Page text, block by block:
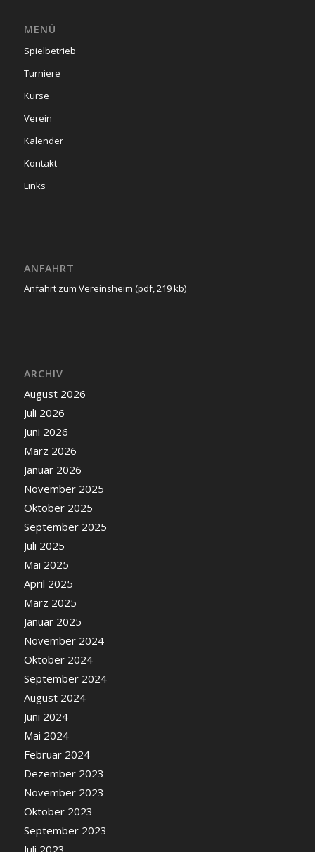
MENÜ
Spielbetrieb
Turniere
Kurse
Verein
Kalender
Kontakt
Links
ANFAHRT
Anfahrt zum Vereinsheim (pdf, 219 kb)
ARCHIV
August 2026
Juli 2026
Juni 2026
März 2026
Januar 2026
November 2025
Oktober 2025
September 2025
Juli 2025
Mai 2025
April 2025
März 2025
Januar 2025
November 2024
Oktober 2024
September 2024
August 2024
Juni 2024
Mai 2024
Februar 2024
Dezember 2023
November 2023
Oktober 2023
September 2023
Juli 2023